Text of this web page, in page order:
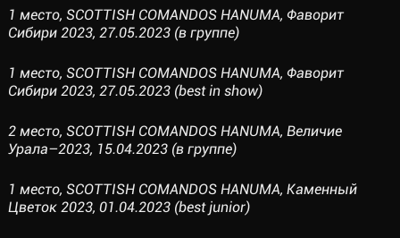
1 место, SCOTTISH COMANDOS HANUMA, Фаворит
Сибири 2023, 27.05.2023 (в группе)
1 место, SCOTTISH COMANDOS HANUMA, Фаворит
Сибири 2023, 27.05.2023 (best in show)
2 место, SCOTTISH COMANDOS HANUMA, Величие
Урала–2023, 15.04.2023 (в группе)
1 место, SCOTTISH COMANDOS HANUMA, Каменный
Цветок 2023, 01.04.2023 (best junior)